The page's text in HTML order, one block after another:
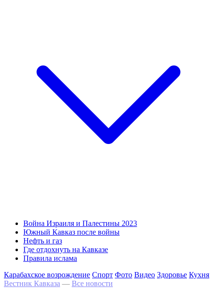
Война Израиля и Палестины 2023
Южный Кавказ после войны
Нефть и газ
Где отдохнуть на Кавказе
Правила ислама
Карабахское возрождение Спорт Фото Видео Здоровье Кухня
Вестник Кавказа — Все новости